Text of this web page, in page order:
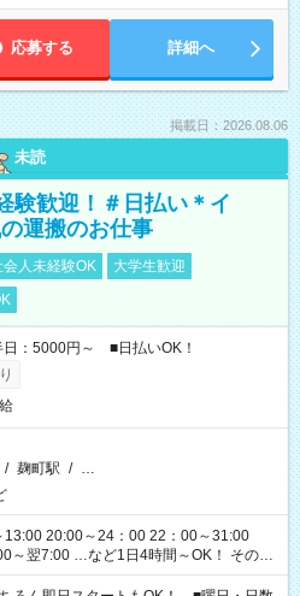
応募する 詳細へ
掲載日：2026.08.06
未読
験歓迎！＃日払い＊イ
運搬のお仕事
会人未経験OK
大学生歓迎
：5000円～ ■日払いOK！
/ 麹町駅 / …
20:00～24：00 22：00～31:00
翌7:00 …など1日4時間～OK！ その他
お気軽にご相談ください！